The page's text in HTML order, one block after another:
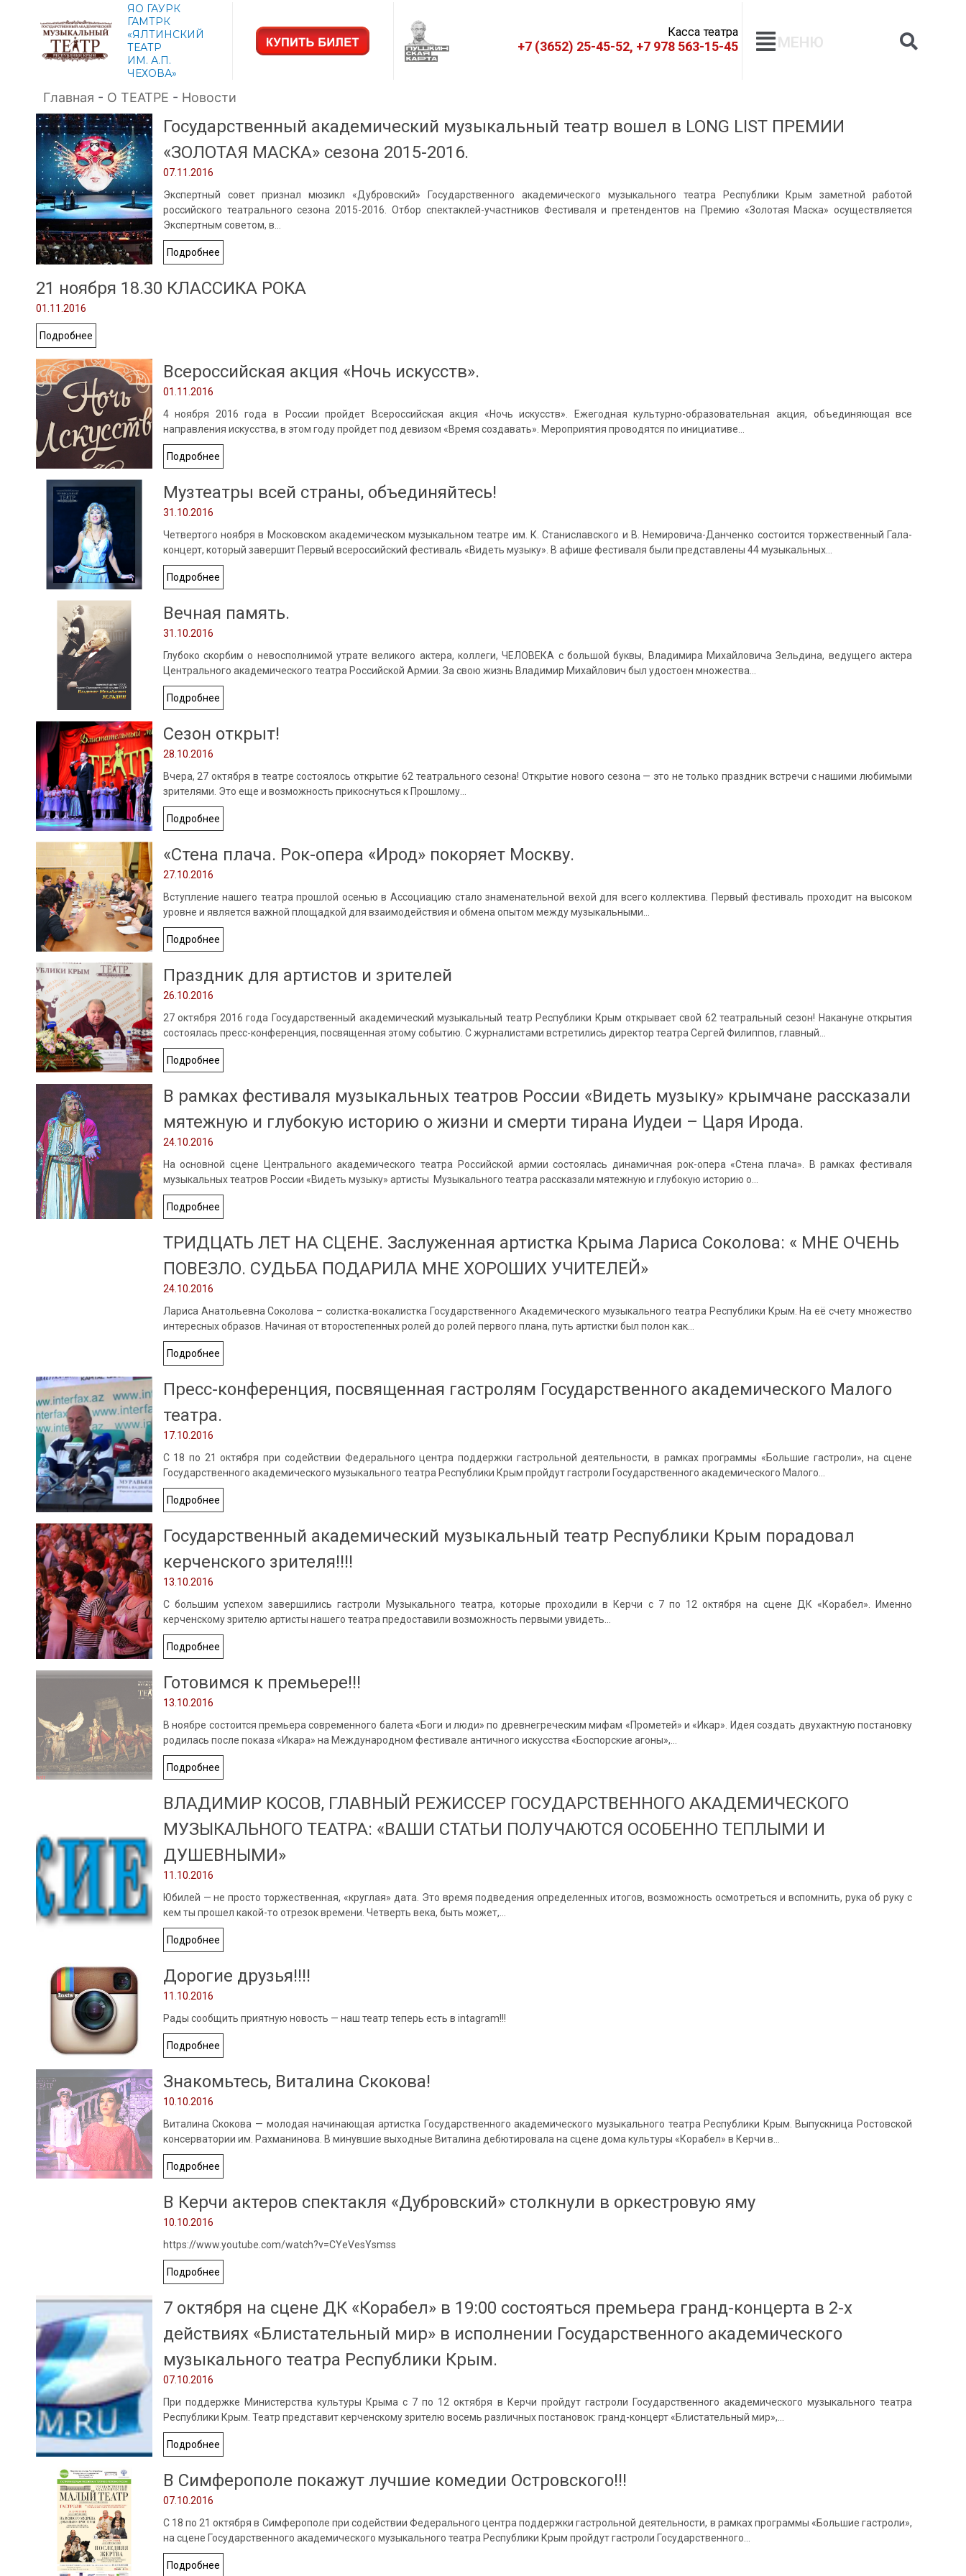
ЯО ГАУРК
ГАМТРК
«ЯЛТИНСКИЙ
ТЕАТР
ИМ. А.П.
ЧЕХОВА»
Касса театра
+7 (3652) 25-45-52, +7 978 563-15-45 МЕНЮ
Главная - О ТЕАТРЕ - Новости
Государственный академический музыкальный театр вошел в LONG LIST ПРЕМИИ
«ЗОЛОТАЯ МАСКА» сезона 2015-2016.
07.11.2016
Экспертный совет признал мюзикл «Дубровский» Государственного академического музыкального театра Республики Крым заметной работой
российского театрального сезона 2015-2016. Отбор спектаклей-участников Фестиваля и претендентов на Премию «Золотая Маска» осуществляется
Экспертным советом, в…
Подробнее
21 ноября 18.30 КЛАССИКА РОКА
01.11.2016
Подробнее
Всероссийская акция «Ночь искусств».
01.11.2016
4 ноября 2016 года в России пройдет Всероссийская акция «Ночь искусств». Ежегодная культурно-образовательная акция, объединяющая все
направления искусства, в этом году пройдет под девизом «Время создавать». Мероприятия проводятся по инициативе…
Подробнее
Музтеатры всей страны, объединяйтесь!
31.10.2016
Четвертого ноября в Московском академическом музыкальном театре им. К. Станиславского и В. Немировича-Данченко состоится торжественный Гала-
концерт, который завершит Первый всероссийский фестиваль «Видеть музыку». В афише фестиваля были представлены 44 музыкальных…
Подробнее
Вечная память.
31.10.2016
Глубоко скорбим о невосполнимой утрате великого актера, коллеги, ЧЕЛОВЕКА с большой буквы, Владимира Михайловича Зельдина, ведущего актера
Центрального академического театра Российской Армии. За свою жизнь Владимир Михайлович был удостоен множества…
Подробнее
Сезон открыт!
28.10.2016
Вчера, 27 октября в театре состоялось открытие 62 театрального сезона! Открытие нового сезона — это не только праздник встречи с нашими любимыми
зрителями. Это еще и возможность прикоснуться к Прошлому…
Подробнее
«Стена плача. Рок-опера «Ирод» покоряет Москву.
27.10.2016
Вступление нашего театра прошлой осенью в Ассоциацию стало знаменательной вехой для всего коллектива. Первый фестиваль проходит на высоком
уровне и является важной площадкой для взаимодействия и обмена опытом между музыкальными…
Подробнее
Праздник для артистов и зрителей
26.10.2016
27 октября 2016 года Государственный академический музыкальный театр Республики Крым открывает свой 62 театральный сезон! Накануне открытия
состоялась пресс-конференция, посвященная этому событию. С журналистами встретились директор театра Сергей Филиппов, главный…
Подробнее
В рамках фестиваля музыкальных театров России «Видеть музыку» крымчане рассказали
мятежную и глубокую историю о жизни и смерти тирана Иудеи – Царя Ирода.
24.10.2016
На основной сцене Центрального академического театра Российской армии состоялась динамичная рок-опера «Стена плача». В рамках фестиваля
музыкальных театров России «Видеть музыку» артисты Музыкального театра рассказали мятежную и глубокую историю о…
Подробнее
ТРИДЦАТЬ ЛЕТ НА СЦЕНЕ. Заслуженная артистка Крыма Лариса Соколова: « МНЕ ОЧЕНЬ
ПОВЕЗЛО. СУДЬБА ПОДАРИЛА МНЕ ХОРОШИХ УЧИТЕЛЕЙ»
24.10.2016
Лариса Анатольевна Соколова – солистка-вокалистка Государственного Академического музыкального театра Республики Крым. На её счету множество
интересных образов. Начиная от второстепенных ролей до ролей первого плана, путь артистки был полон как…
Подробнее
Пресс-конференция, посвященная гастролям Государственного академического Малого
театра.
17.10.2016
С 18 по 21 октября при содействии Федерального центра поддержки гастрольной деятельности, в рамках программы «Большие гастроли», на сцене
Государственного академического музыкального театра Республики Крым пройдут гастроли Государственного академического Малого…
Подробнее
Государственный академический музыкальный театр Республики Крым порадовал
керченского зрителя!!!!
13.10.2016
С большим успехом завершились гастроли Музыкального театра, которые проходили в Керчи с 7 по 12 октября на сцене ДК «Корабел». Именно
керченскому зрителю артисты нашего театра предоставили возможность первыми увидеть…
Подробнее
Готовимся к премьере!!!
13.10.2016
В ноябре состоится премьера современного балета «Боги и люди» по древнегреческим мифам «Прометей» и «Икар». Идея создать двухактную постановку
родилась после показа «Икара» на Международном фестивале античного искусства «Боспорские агоны»,…
Подробнее
ВЛАДИМИР КОСОВ, ГЛАВНЫЙ РЕЖИССЕР ГОСУДАРСТВЕННОГО АКАДЕМИЧЕСКОГО
МУЗЫКАЛЬНОГО ТЕАТРА: «ВАШИ СТАТЬИ ПОЛУЧАЮТСЯ ОСОБЕННО ТЕПЛЫМИ И
ДУШЕВНЫМИ»
11.10.2016
Юбилей — не просто торжественная, «круглая» дата. Это время подведения определенных итогов, возможность осмотреться и вспомнить, рука об руку с
кем ты прошел какой-то отрезок времени. Четверть века, быть может,…
Подробнее
Дорогие друзья!!!!
11.10.2016
Рады сообщить приятную новость — наш театр теперь есть в intagram!!!
Подробнее
Знакомьтесь, Виталина Скокова!
10.10.2016
Виталина Скокова — молодая начинающая артистка Государственного академического музыкального театра Республики Крым. Выпускница Ростовской
консерватории им. Рахманинова. В минувшие выходные Виталина дебютировала на сцене дома культуры «Корабел» в Керчи в…
Подробнее
В Керчи актеров спектакля «Дубровский» столкнули в оркестровую яму
10.10.2016
https://www.youtube.com/watch?v=CYeVesYsmss
Подробнее
7 октября на сцене ДК «Корабел» в 19:00 состояться премьера гранд-концерта в 2-х
действиях «Блистательный мир» в исполнении Государственного академического
музыкального театра Республики Крым.
07.10.2016
При поддержке Министерства культуры Крыма с 7 по 12 октября в Керчи пройдут гастроли Государственного академического музыкального театра
Республики Крым. Театр представит керченскому зрителю восемь различных постановок: гранд-концерт «Блистательный мир»,…
Подробнее
В Симферополе покажут лучшие комедии Островского!!!
07.10.2016
С 18 по 21 октября в Симферополе при содействии Федерального центра поддержки гастрольной деятельности, в рамках программы «Большие гастроли»,
на сцене Государственного академического музыкального театра Республики Крым пройдут гастроли Государственного…
Подробнее